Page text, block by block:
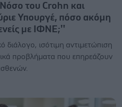
του Crohn και
Υπουργέ, πόσο ακόμη
με ΙΦΝΕ;''
διάλογο, ισότιμη αντιμετώπιση
προβλήματα που επηρεάζουν